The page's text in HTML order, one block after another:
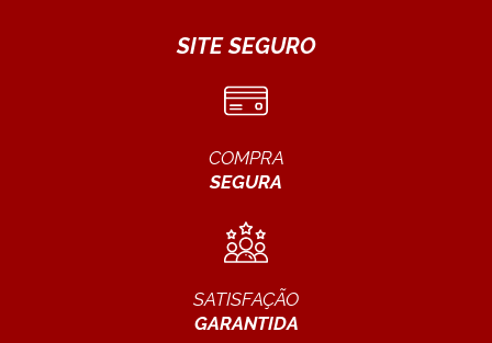
SITE SEGURO
COMPRA
SEGURA
SATISFAÇÃO
GARANTIDA